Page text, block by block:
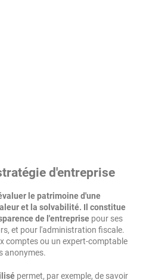
d'entreprise
le patrimoine d'une
et la solvabilité. Il constitue
de l'entreprise pour ses
et pour l'administration fiscale.
comptes ou un expert-comptable
anonymes.
permet, par exemple, de savoir